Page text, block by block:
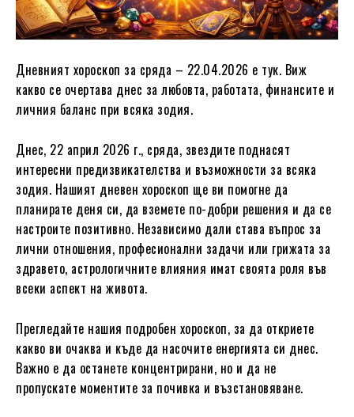
Дневният хороскоп за сряда – 22.04.2026 е тук. Виж
какво се очертава днес за любовта, работата, финансите и
личния баланс при всяка зодия.
Днес, 22 април 2026 г., сряда, звездите поднасят
интересни предизвикателства и възможности за всяка
зодия. Нашият дневен хороскоп ще ви помогне да
планирате деня си, да вземете по-добри решения и да се
настроите позитивно. Независимо дали става въпрос за
лични отношения, професионални задачи или грижата за
здравето, астрологичните влияния имат своята роля във
всеки аспект на живота.
Прегледайте нашия подробен хороскоп, за да откриете
какво ви очаква и къде да насочите енергията си днес.
Важно е да останете концентрирани, но и да не
пропускате моментите за почивка и възстановяване.